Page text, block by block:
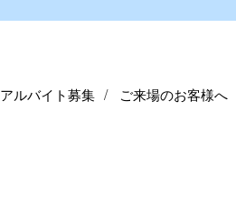
アルバイト募集 ご来場のお客様へ